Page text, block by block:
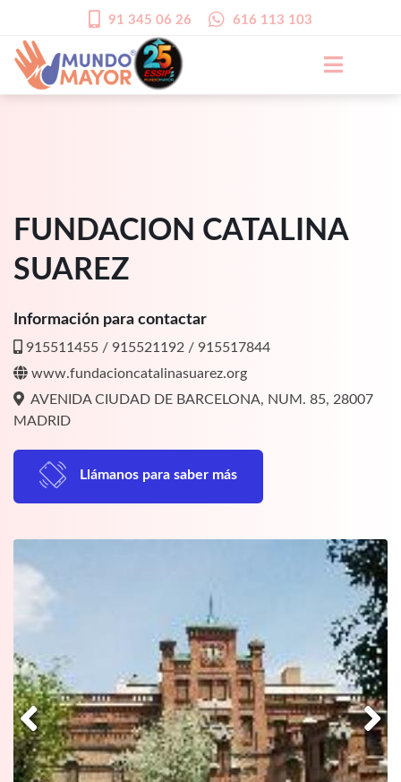
91 345 06 26 616 113 103
FUNDACION CATALINA
SUAREZ
Información para contactar
915511455 / 915521192 / 915517844
www.fundacioncatalinasuarez.org
AVENIDA CIUDAD DE BARCELONA, NUM. 85, 28007
MADRID
Llámanos para saber más